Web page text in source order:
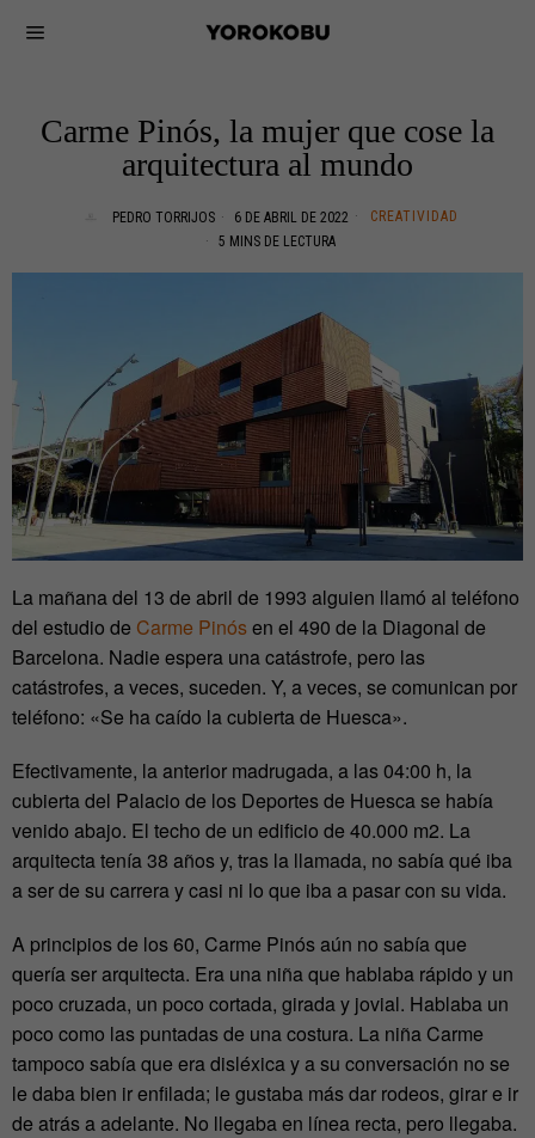
Carme Pinós, la mujer que cose la
arquitectura al mundo
PEDRO TORRIJOS 6 DE ABRIL DE 2022
CREATIVIDAD
5 MINS DE LECTURA
La mañana del 13 de abril de 1993 alguien llamó al teléfono
del estudio de Carme Pinósen el 490 de la Diagonal de
Barcelona. Nadie espera una catástrofe, pero las
catástrofes, a veces, suceden. Y, a veces, se comunican por
teléfono: «Se ha caído la cubierta de Huesca».
Efectivamente, la anterior madrugada, a las 04:00 h, la
cubierta del Palacio de los Deportes de Huesca se había
venido abajo. El techo de un edificio de 40.000 m2. La
arquitecta tenía 38 años y, tras la llamada, no sabía qué iba
a ser de su carrera y casi ni lo que iba a pasar con su vida.
A principios de los 60, Carme Pinós aún no sabía que
quería ser arquitecta. Era una niña que hablaba rápido y un
poco cruzada, un poco cortada, girada y jovial. Hablaba un
poco como las puntadas de una costura. La niña Carme
tampoco sabía que era disléxica y a su conversación no se
le daba bien ir enfilada; le gustaba más dar rodeos, girar e ir
de atrás a adelante. No llegaba en línea recta, pero llegaba.